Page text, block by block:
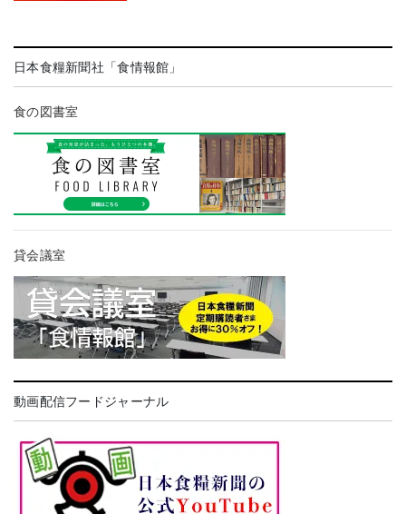
日本食糧新聞社「食情報館」
食の図書室
貸会議室
動画配信フードジャーナル